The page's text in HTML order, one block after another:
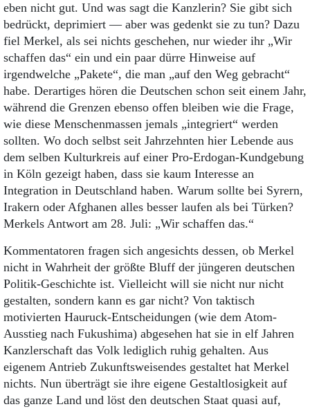
eben nicht gut. Und was sagt die Kanzlerin? Sie gibt sich
bedrückt, deprimiert — aber was gedenkt sie zu tun? Dazu
fiel Merkel, als sei nichts geschehen, nur wieder ihr „Wir
schaffen das“ ein und ein paar dürre Hinweise auf
irgendwelche „Pakete“, die man „auf den Weg gebracht“
habe. Derartiges hören die Deutschen schon seit einem Jahr,
während die Grenzen ebenso offen bleiben wie die Frage,
wie diese Menschenmassen jemals „integriert“ werden
sollten. Wo doch selbst seit Jahrzehnten hier Lebende aus
dem selben Kulturkreis auf einer Pro-Erdogan-Kundgebung
in Köln gezeigt haben, dass sie kaum Interesse an
Integration in Deutschland haben. Warum sollte bei Syrern,
Irakern oder Afghanen alles besser laufen als bei Türken?
Merkels Antwort am 28. Juli: „Wir schaffen das.“
Kommentatoren fragen sich angesichts dessen, ob Merkel
nicht in Wahrheit der größte Bluff der jüngeren deutschen
Politik-Geschichte ist. Vielleicht will sie nicht nur nicht
gestalten, sondern kann es gar nicht? Von taktisch
motivierten Hauruck-Entscheidungen (wie dem Atom-
Ausstieg nach Fukushima) abgesehen hat sie in elf Jahren
Kanzlerschaft das Volk lediglich ruhig gehalten. Aus
eigenem Antrieb Zukunftsweisendes gestaltet hat Merkel
nichts. Nun überträgt sie ihre eigene Gestaltlosigkeit auf
das ganze Land und löst den deutschen Staat quasi auf,